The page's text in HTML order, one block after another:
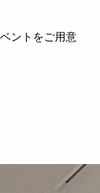
ントをご用意